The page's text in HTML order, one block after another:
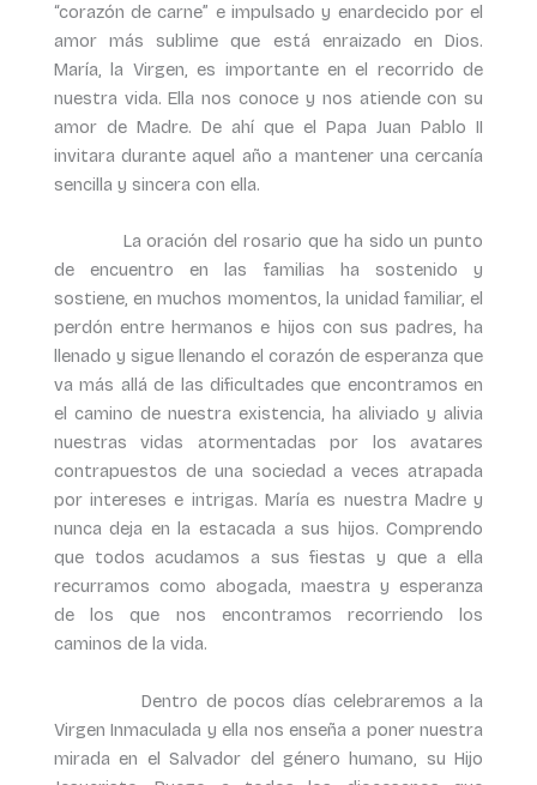
“corazón de carne” e impulsado y enardecido por el
amor más sublime que está enraizado en Dios.
María, la Virgen, es importante en el recorrido de
nuestra vida. Ella nos conoce y nos atiende con su
amor de Madre. De ahí que el Papa Juan Pablo II
invitara durante aquel año a mantener una cercanía
sencilla y sincera con ella.
La oración del rosario que ha sido un punto
de encuentro en las familias ha sostenido y
sostiene, en muchos momentos, la unidad familiar, el
perdón entre hermanos e hijos con sus padres, ha
llenado y sigue llenando el corazón de esperanza que
va más allá de las dificultades que encontramos en
el camino de nuestra existencia, ha aliviado y alivia
nuestras vidas atormentadas por los avatares
contrapuestos de una sociedad a veces atrapada
por intereses e intrigas. María es nuestra Madre y
nunca deja en la estacada a sus hijos. Comprendo
que todos acudamos a sus fiestas y que a ella
recurramos como abogada, maestra y esperanza
de los que nos encontramos recorriendo los
caminos de la vida.
Dentro de pocos días celebraremos a la
Virgen Inmaculada y ella nos enseña a poner nuestra
mirada en el Salvador del género humano, su Hijo